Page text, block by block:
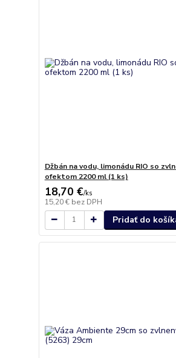
Džbán na vodu, limonádu RIO so
ofektom 2200 ml (1 ks)
18,70 €/ks
15,20 € bez DPH
Pridať do